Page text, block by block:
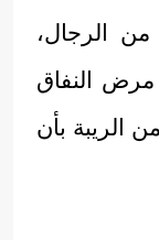
الرجال،
النفاق
الريبة بأن